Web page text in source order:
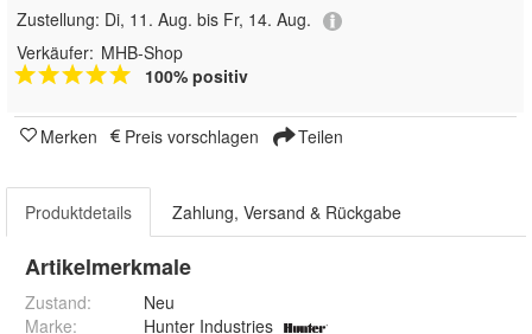
Zustellung: Di, 11. Aug. bis Fr, 14. Aug.
Verkäufer: MHB-Shop
100% positiv
Merken Preis vorschlagen Teilen
Produktdetails Zahlung, Versand & Rückgabe
Artikelmerkmale
Zustand:
Neu
Marke:
Hunter Industries